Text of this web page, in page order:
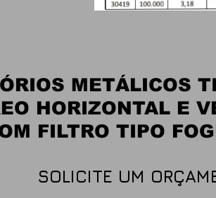
METÁLICOS
HORIZONTAL E
FILTRO TIPO
SOLICITE UM